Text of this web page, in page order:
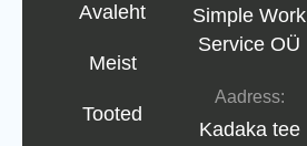
Avaleht
Meist
Tooted
Simple Work
Service OÜ
Aadress:
Kadaka tee